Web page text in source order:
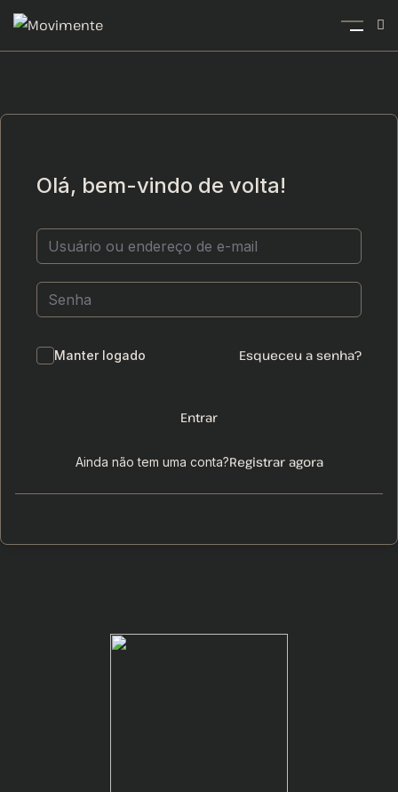
Olá, bem-vindo de volta!
Manter logado Esqueceu a senha?
Entrar
Ainda não tem uma conta?Registrar agora